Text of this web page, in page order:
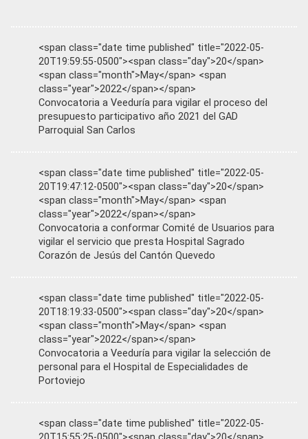
<span class="date time published" title="2022-05-
20T19:59:55-0500"><span class="day">20</span>
<span class="month">May</span> <span
class="year">2022</span></span>
Convocatoria a Veeduría para vigilar el proceso del
presupuesto participativo año 2021 del GAD
Parroquial San Carlos
<span class="date time published" title="2022-05-
20T19:47:12-0500"><span class="day">20</span>
<span class="month">May</span> <span
class="year">2022</span></span>
Convocatoria a conformar Comité de Usuarios para
vigilar el servicio que presta Hospital Sagrado
Corazón de Jesús del Cantón Quevedo
<span class="date time published" title="2022-05-
20T18:19:33-0500"><span class="day">20</span>
<span class="month">May</span> <span
class="year">2022</span></span>
Convocatoria a Veeduría para vigilar la selección de
personal para el Hospital de Especialidades de
Portoviejo
<span class="date time published" title="2022-05-